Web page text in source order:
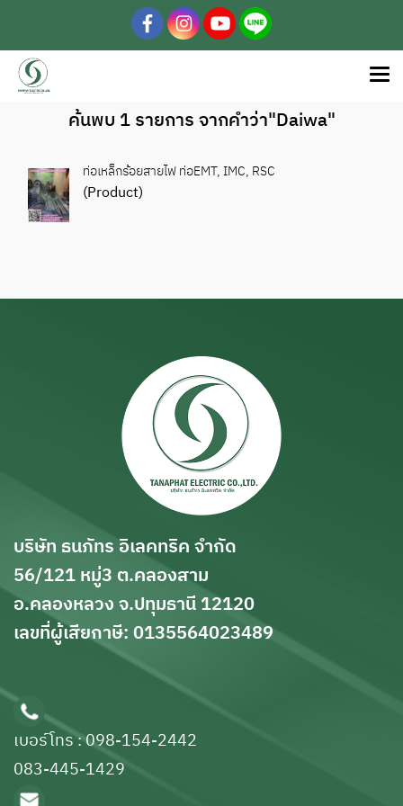
ค้นพบ 1 รายการ จากคำว่า"Daiwa"
ท่อเหล็กร้อยสายไฟ ท่อEMT, IMC, RSC
(Product)
บริษัท ธนภัทร อิเลคทริค จำกัด
56/121 หมู่3 ต.คลองสาม
อ.คลองหลวง จ.ปทุมธานี 12120
เลขที่ผู้เสียกาษี: 0135564023489
เบอร์โทร : 098-154-2442
083-445-1429